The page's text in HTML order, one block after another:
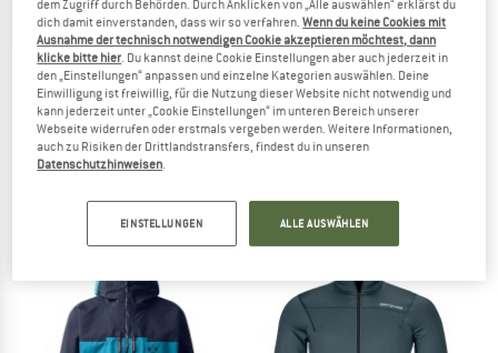
LA SPORTIVA
Aequilibrium LT GTX
MAMMUT
449,95 €
dem Zugriff durch Behörden. Durch Anklicken von „Alle auswählen“ erklärst du
dich damit einverstanden, dass wir so verfahren.Wenn du keine Cookies mit
Ausnahme der technisch notwendigen Cookie akzeptieren möchtest, dann
klicke bitte hier . Du kannst deine Cookie Einstellungen aber auch jederzeit in
den „Einstellungen“ anpassen und einzelne Kategorien auswählen. Deine
Einwilligung ist freiwillig, für die Nutzung dieser Website nicht notwendig und
kann jederzeit unter „Cookie Einstellungen“ im unteren Bereich unserer
Webseite widerrufen oder erstmals vergeben werden. Weitere Informationen,
auch zu Risiken der Drittlandstransfers, findest du in unseren
Datenschutzhinweisen
EINSTELLUNGEN ALLE AUSWÄHLEN